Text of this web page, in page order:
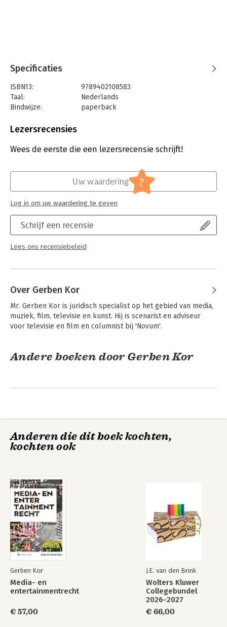
Specificaties
ISBN13:
9789402108583
Taal:
Nederlands
Bindwijze:
paperback
Uitgever:
Verschijningsdatum:
3-10-2013
Juridische beroepen - Advocatuur
Lezersrecensies
Wees de eerste die een lezersrecensie schrijft!
Schrijf een recensie
Lees ons recensiebeleid
Uw waardering ?
Log in om uw waardering te geven
Over Gerben Kor
Mr. Gerben Kor is juridisch specialist op het gebied van media,
muziek, film, televisie en kunst. Hij is scenarist en adviseur
voor televisie en film en columnist bij 'Novum'.
Andere boeken door Gerben Kor
Media- en
entertainmentrecht
Bekijk alle boeken
Anderen die dit boek kochten,
kochten ook
Gerben Kor
Media- en
entertainmentrecht
€ 57,00
J.E. van den Brink
Wolters Kluwer
Collegebundel
2026-2027
€ 66,00